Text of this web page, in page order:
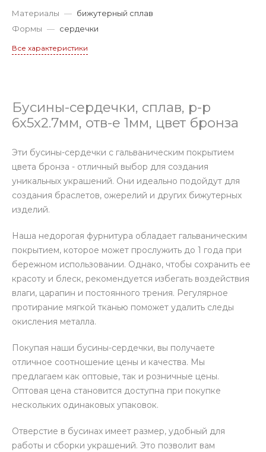
Материалы — бижутерный сплав
Формы — сердечки
Все характеристики
Бусины-сердечки, сплав, р-р
6х5х2.7мм, отв-е 1мм, цвет бронза
Эти бусины-сердечки с гальваническим покрытием
цвета бронза - отличный выбор для создания
уникальных украшений. Они идеально подойдут для
создания браслетов, ожерелий и других бижутерных
изделий.
Наша недорогая фурнитура обладает гальваническим
покрытием, которое может прослужить до 1 года при
бережном использовании. Однако, чтобы сохранить ее
красоту и блеск, рекомендуется избегать воздействия
влаги, царапин и постоянного трения. Регулярное
протирание мягкой тканью поможет удалить следы
окисления металла.
Покупая наши бусины-сердечки, вы получаете
отличное соотношение цены и качества. Мы
предлагаем как оптовые, так и розничные цены.
Оптовая цена становится доступна при покупке
нескольких одинаковых упаковок.
Отверстие в бусинах имеет размер, удобный для
работы и сборки украшений. Это позволит вам